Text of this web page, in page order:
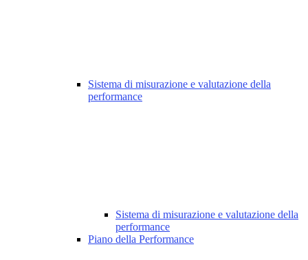
Sistema di misurazione e valutazione della
performance
Sistema di misurazione e valutazione della
performance
Piano della Performance